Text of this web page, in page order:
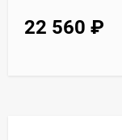
22 560